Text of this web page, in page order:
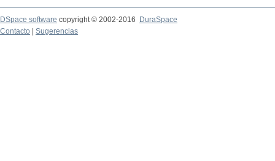
DSpace software copyright © 2002-2016
DuraSpace
Contacto
Sugerencias